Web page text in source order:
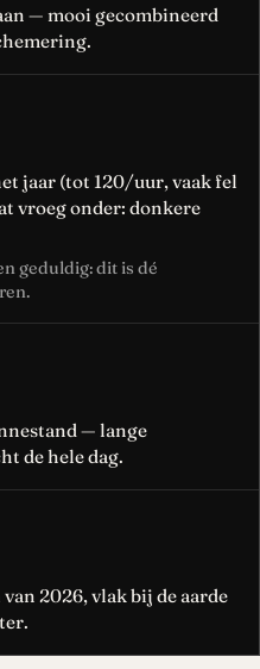
— mooi gecombineerd
jaar (tot 120/uur, vaak fel
vroeg onder: donkere
geduldig: dit is dé
— lange
de hele dag.
2026, vlak bij de aarde